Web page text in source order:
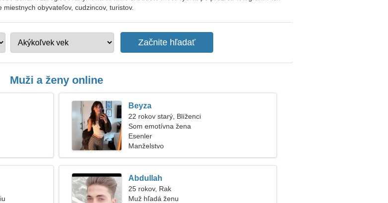
obyvateľov, cudzincov, turistov.
Muži a ženy online
Beyza
22 rokov starý, Blíženci
Som emotívna žena
Esenler
Manželstvo
Abdullah
25 rokov, Rak
Muž hľadá ženu